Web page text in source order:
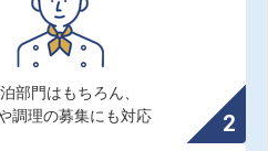
部門はもちろん、
調理の募集にも対応